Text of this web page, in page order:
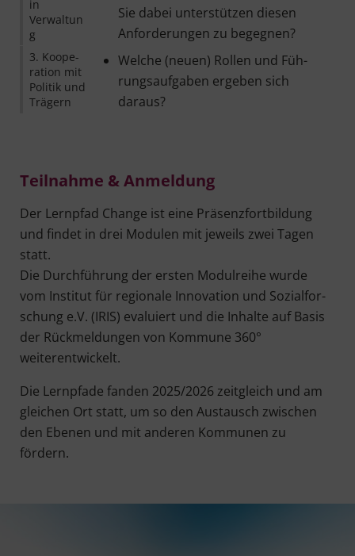
in
Verwaltun
g
3. Koope­
ra­ti­on mit
Poli­tik und
Trägern
Sie dabei unter­stüt­zen die­sen
Anfor­de­run­gen zu begegnen?
Wel­che (neu­en) Rol­len und Füh­
rungs­auf­ga­ben erge­ben sich
daraus?
Teil­nah­me & Anmeldung
Der Lern­pfad Chan­ge ist eine Prä­senz­fort­bil­dung
und fin­det in drei Modu­len mit jeweils zwei Tagen
statt.
Die Durch­füh­rung der ers­ten Modul­rei­he wur­de
vom Insti­tut für regio­na­le Inno­va­ti­on und Sozi­al­for­
schung e.V. (IRIS) eva­lu­iert und die Inhal­te auf Basis
der Rück­mel­dun­gen von Kom­mu­ne 360°
weiterentwickelt.
Die Lern­pfa­de fan­den 2025/2026 zeit­gleich und am
glei­chen Ort statt, um so den Aus­tausch zwi­schen
den Ebe­nen und mit ande­ren Kom­mu­nen zu
fördern.